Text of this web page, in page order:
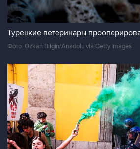
Турецкие ветеринары
Фото: Ozkan Bilgin/Anadolu via Getty Images